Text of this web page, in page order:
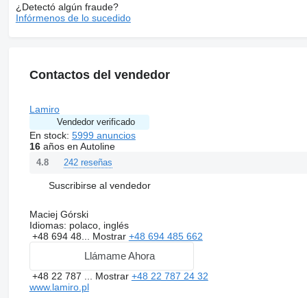
¿Detectó algún fraude?
Infórmenos de lo sucedido
Contactos del vendedor
Lamiro
Vendedor verificado
En stock: 5999 anuncios
16años en Autoline
4.8 242 reseñas
Suscribirse al vendedor
Maciej Górski
Idiomas: polaco, inglés
+48 694 48... Mostrar +48 694 485 662
Llámame Ahora
+48 22 787 ... Mostrar +48 22 787 24 32
www.lamiro.pl